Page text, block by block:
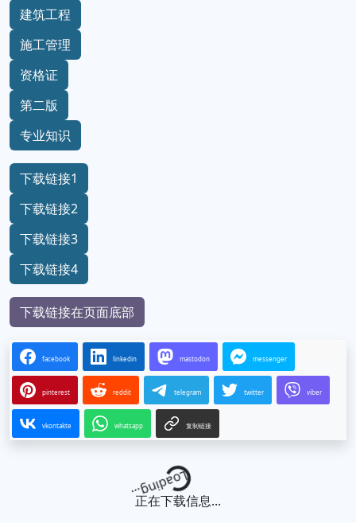
建筑工程
施工管理
资格证
第二版
专业知识
下载链接1
下载链接2
下载链接3
下载链接4
下载链接在页面底部
facebook linkedin mastodon messenger
pinterest reddit telegram twitter viber
vkontakte whatsapp 复制链接
Loading...
正在下载信息...